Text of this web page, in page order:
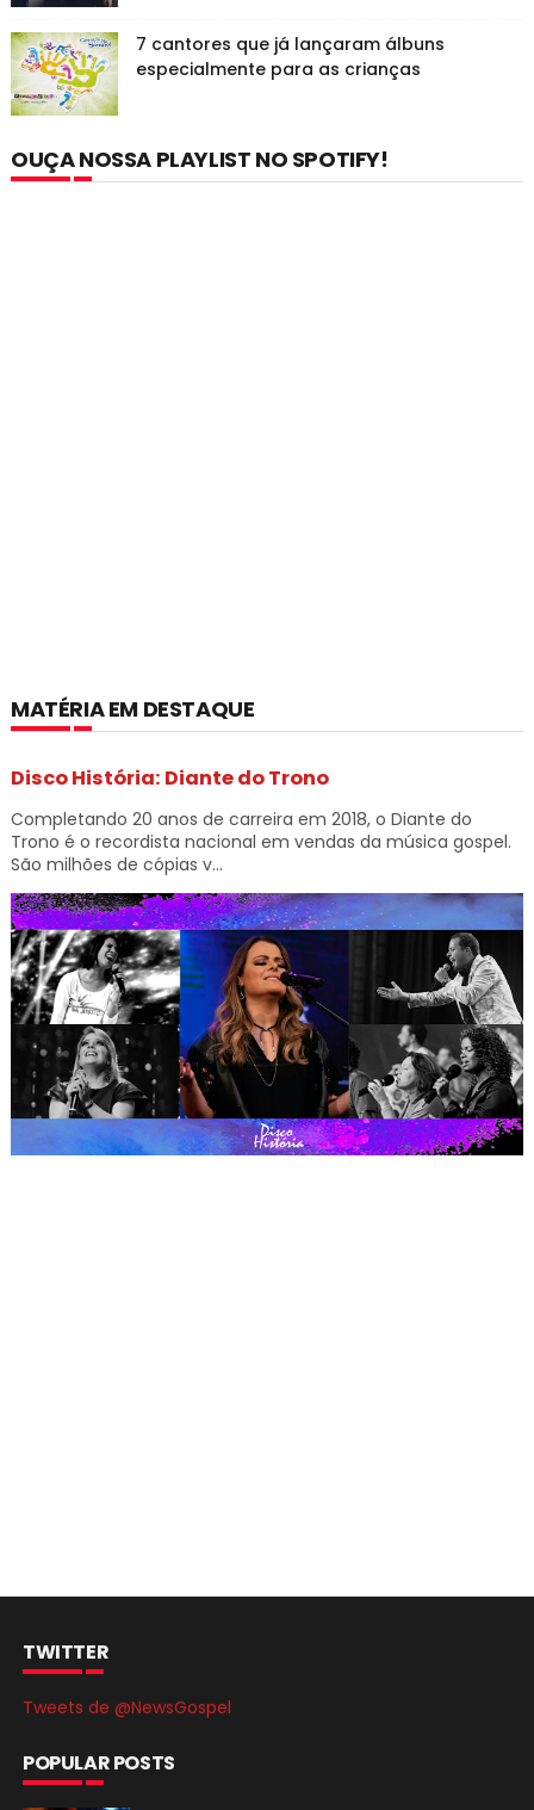
7 cantores que já lançaram álbuns
especialmente para as crianças
OUÇA NOSSA PLAYLIST NO SPOTIFY!
MATÉRIA EM DESTAQUE
Disco História: Diante do Trono
Completando 20 anos de carreira em 2018, o Diante do
Trono é o recordista nacional em vendas da música gospel.
São milhões de cópias v...
TWITTER
Tweets de @NewsGospel
POPULAR POSTS